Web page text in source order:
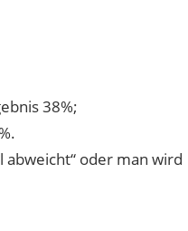
38%;
abweicht“ oder man wird